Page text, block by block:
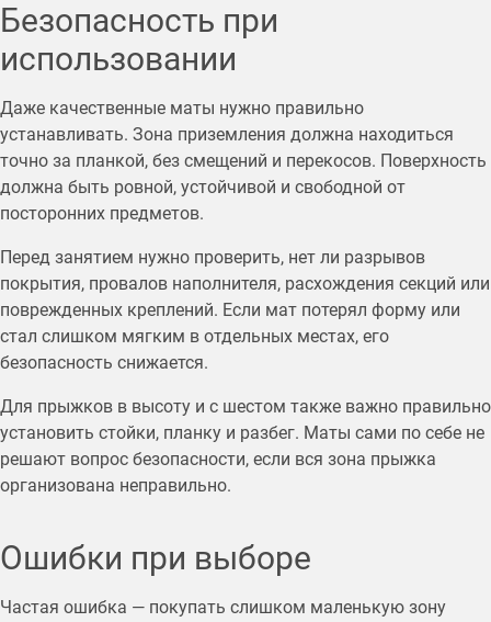
Безопасность при
использовании
Даже качественные маты нужно правильно
устанавливать. Зона приземления должна находиться
точно за планкой, без смещений и перекосов. Поверхность
должна быть ровной, устойчивой и свободной от
посторонних предметов.
Перед занятием нужно проверить, нет ли разрывов
покрытия, провалов наполнителя, расхождения секций или
поврежденных креплений. Если мат потерял форму или
стал слишком мягким в отдельных местах, его
безопасность снижается.
Для прыжков в высоту и с шестом также важно правильно
установить стойки, планку и разбег. Маты сами по себе не
решают вопрос безопасности, если вся зона прыжка
организована неправильно.
Ошибки при выборе
Частая ошибка — покупать слишком маленькую зону